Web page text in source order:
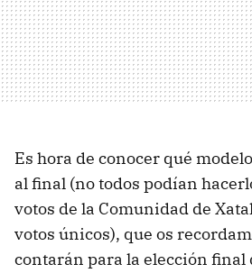
Es hora de conocer qué
al final (no todos podían
votos de la Comunidad de
votos únicos), que os
contarán para la elección final